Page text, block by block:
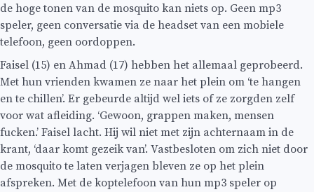
de hoge tonen van de mosquito kan niets op. Geen mp3
speler, geen conversatie via de headset van een mobiele
telefoon, geen oordoppen.
Faisel (15) en Ahmad (17) hebben het allemaal geprobeerd.
Met hun vrienden kwamen ze naar het plein om ‘te hangen
en te chillen’. Er gebeurde altijd wel iets of ze zorgden zelf
voor wat afleiding. ‘Gewoon, grappen maken, mensen
fucken.’ Faisel lacht. Hij wil niet met zijn achternaam in de
krant, ‘daar komt gezeik van’. Vastbesloten om zich niet door
de mosquito te laten verjagen bleven ze op het plein
afspreken. Met de koptelefoon van hun mp3 speler op